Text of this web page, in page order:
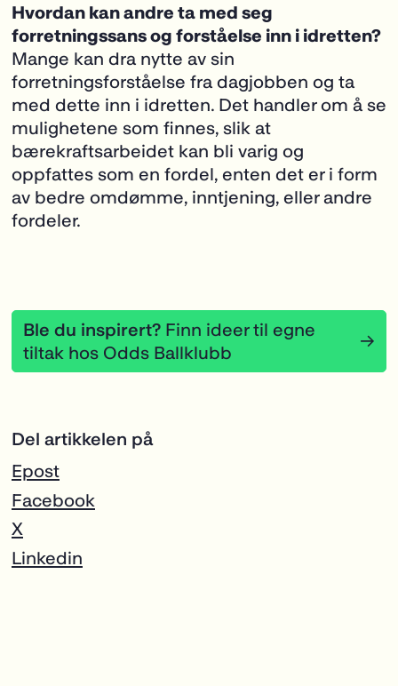
Hvordan kan andre ta med seg
forretningssans og forståelse inn i idretten?
Mange kan dra nytte av sin
forretningsforståelse fra dagjobben og ta
med dette inn i idretten. Det handler om å se
mulighetene som finnes, slik at
bærekraftsarbeidet kan bli varig og
oppfattes som en fordel, enten det er i form
av bedre omdømme, inntjening, eller andre
fordeler.
Del artikkelen på
Epost
Facebook
X
Linkedin